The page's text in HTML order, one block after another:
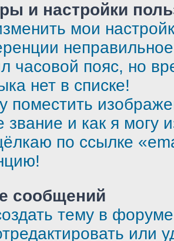
и настройки
мои
часовой пояс, но
нет в списке!
поместить
звание и как я могу
по ссылке
сообщений
тему в
или